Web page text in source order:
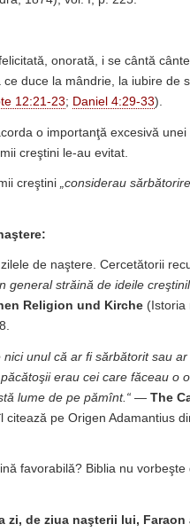
onorată, i se cântă
duce la mândrie, la iubire de
12:21-23; Daniel 4:29-33).
o importanţă excesivă
creştini le-au evitat.
creştini „considerau
de naştere. Cercetătorii
general străină de ideile
Religion und Kirche (Istoria
unul că ar fi sărbătorit sau
erau cei care făceau o
lume de pe pămînt.“ — The
citează pe Origen Adamantius
favorabilă? Biblia nu
zi, de ziua naşterii lui,